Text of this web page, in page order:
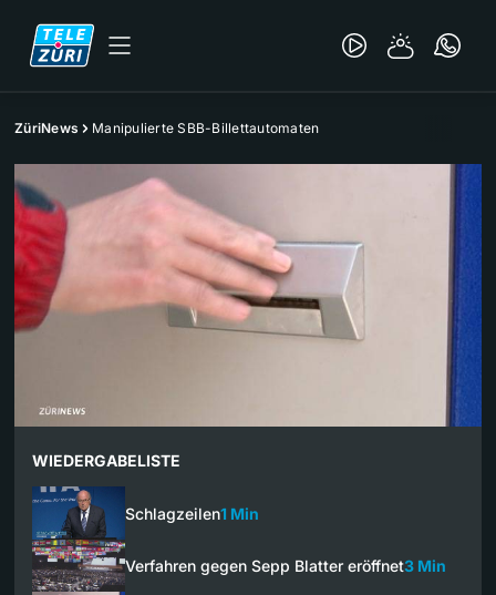
ZüriNews Manipulierte SBB-Billettautomaten
WIEDERGABELISTE
Schlagzeilen1 Min
Verfahren gegen Sepp Blatter eröffnet3 Min